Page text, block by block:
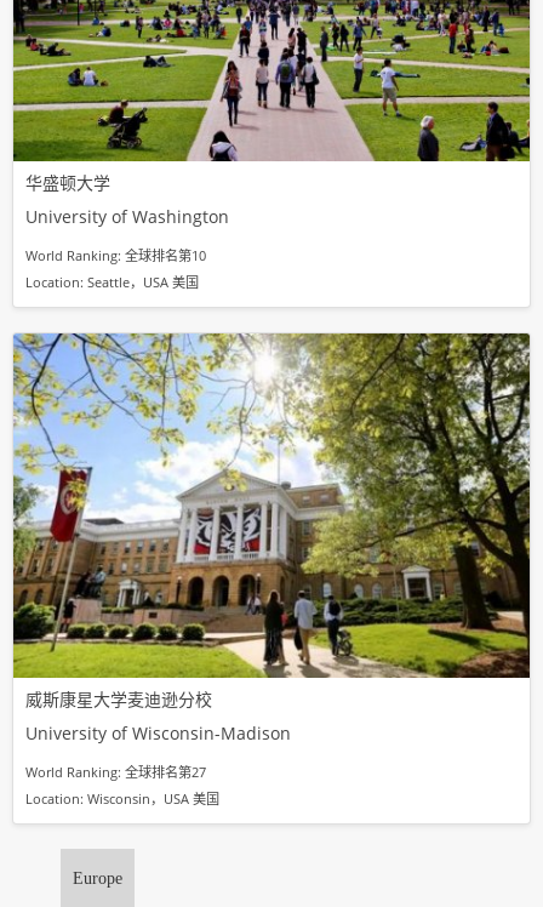
华盛顿大学
University of Washington
World Ranking: 全球排名第10
Location: Seattle，USA 美国
威斯康星大学麦迪逊分校
University of Wisconsin-Madison
World Ranking: 全球排名第27
Location: Wisconsin，USA 美国
Europe